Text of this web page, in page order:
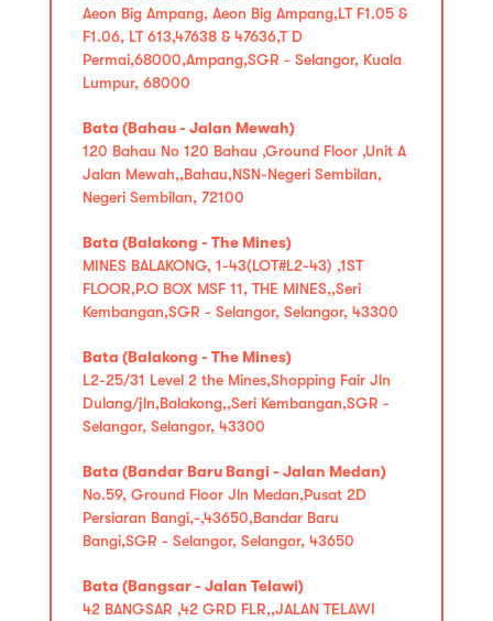
Aeon Big Ampang, Aeon Big Ampang,LT F1.05 &
F1.06, LT 613,47638 & 47636,T D
Permai,68000,Ampang,SGR - Selangor, Kuala
Lumpur, 68000
Bata (Bahau - Jalan Mewah)
120 Bahau No 120 Bahau ,Ground Floor ,Unit A
Jalan Mewah,,Bahau,NSN-Negeri Sembilan,
Negeri Sembilan, 72100
Bata (Balakong - The Mines)
MINES BALAKONG, 1-43(LOT#L2-43) ,1ST
FLOOR,P.O BOX MSF 11, THE MINES,,Seri
Kembangan,SGR - Selangor, Selangor, 43300
Bata (Balakong - The Mines)
L2-25/31 Level 2 the Mines,Shopping Fair Jln
Dulang/jln,Balakong,,Seri Kembangan,SGR -
Selangor, Selangor, 43300
Bata (Bandar Baru Bangi - Jalan Medan)
No.59, Ground Floor Jln Medan,Pusat 2D
Persiaran Bangi,-,43650,Bandar Baru
Bangi,SGR - Selangor, Selangor, 43650
Bata (Bangsar - Jalan Telawi)
42 BANGSAR ,42 GRD FLR,,JALAN TELAWI